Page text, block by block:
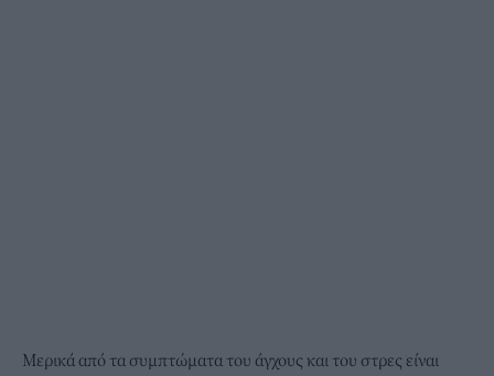
Μερικά από τα συμπτώματα του άγχους και του στρες είναι